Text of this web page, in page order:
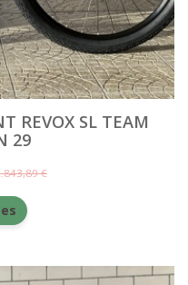
REVOX SL TEAM
29
€